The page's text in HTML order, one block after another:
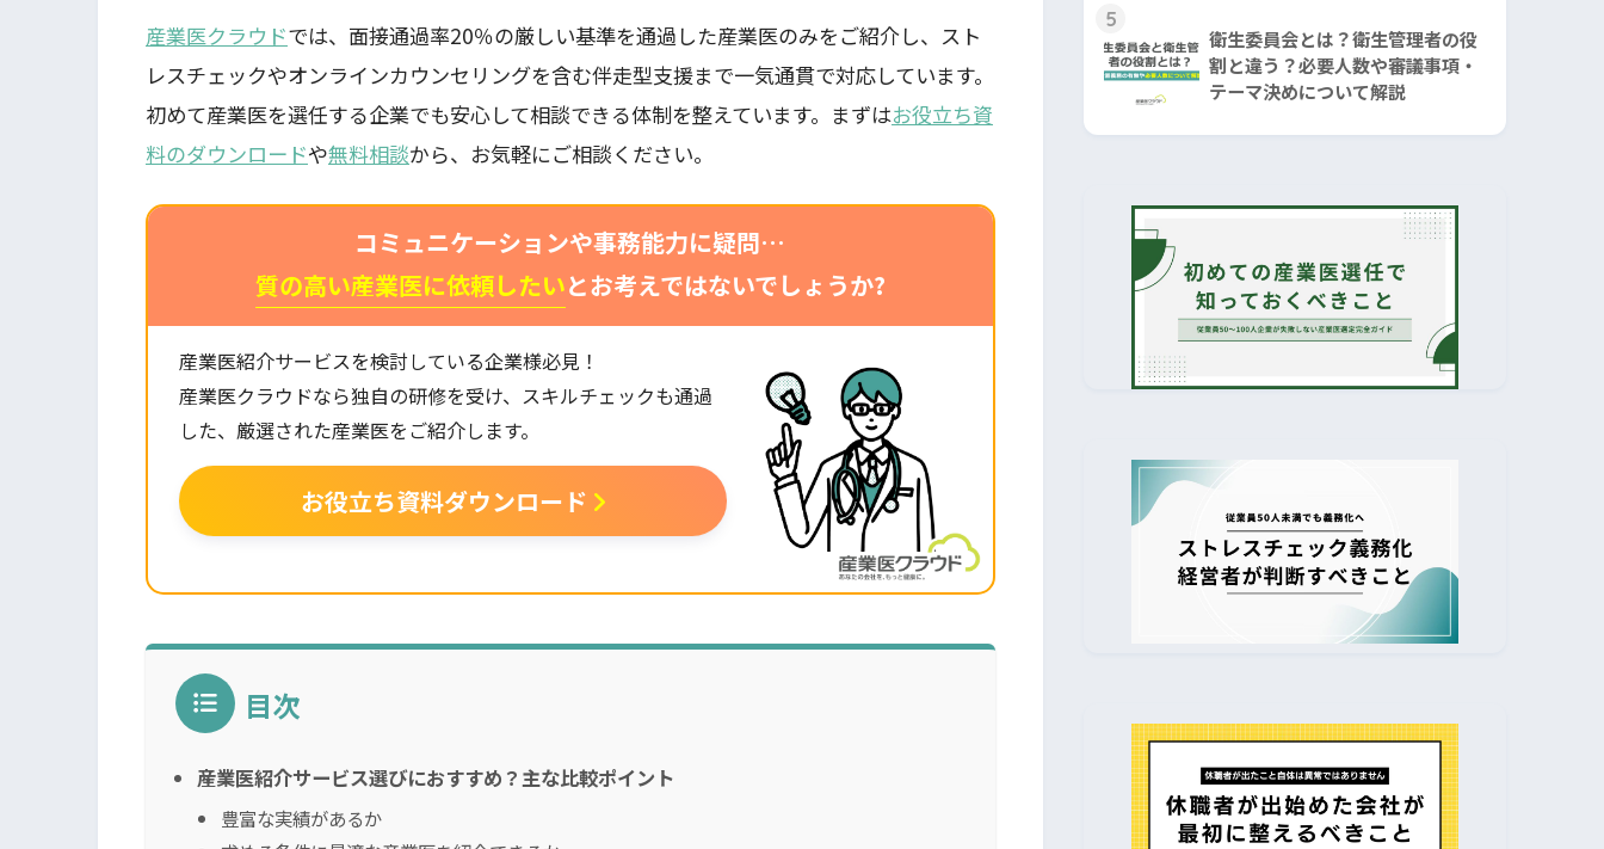
産業医クラウドでは、面接通過率20％の厳しい基準を通過した産業医のみをご紹介し、スト
レスチェックやオンラインカウンセリングを含む伴走型支援まで一気通貫で対応しています。
初めて産業医を選任する企業でも安心して相談できる体制を整えています。まずはお役立ち資
料のダウンロードや無料相談から、お気軽にご相談ください。
コミュニケーションや事務能力に疑問…
質の高い産業医に依頼したいとお考えではないでしょうか?
産業医紹介サービスを検討している企業様必見！
産業医クラウドなら独自の研修を受け、スキルチェックも通過
した、厳選された産業医をご紹介します。
お役立ち資料ダウンロード
目次
産業医紹介サービス選びにおすすめ？主な比較ポイント
豊富な実績があるか
5
衛生委員会とは？衛生管理者の役
割と違う？必要人数や審議事項・
テーマ決めについて解説